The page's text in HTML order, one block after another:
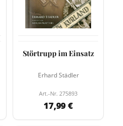
Störtrupp im Einsatz
Erhard Städler
Art.-Nr. 275893
17,99 €